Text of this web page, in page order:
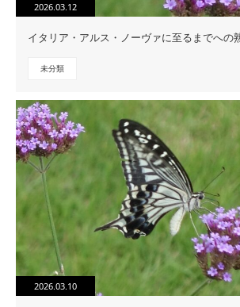
2026.03.12
イタリア・アルス・ノーヴァに至るまでへの
未分類
2026.03.10